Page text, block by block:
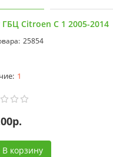
ГБЦ Citroen C 1 2005-2014
25854
1
В корзину